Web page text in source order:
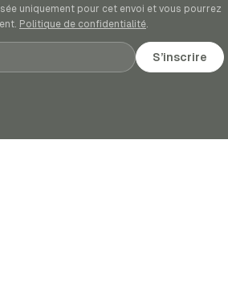
uniquement pour cet envoi et vous pourrez
Politique de confidentialité.
S’inscrire